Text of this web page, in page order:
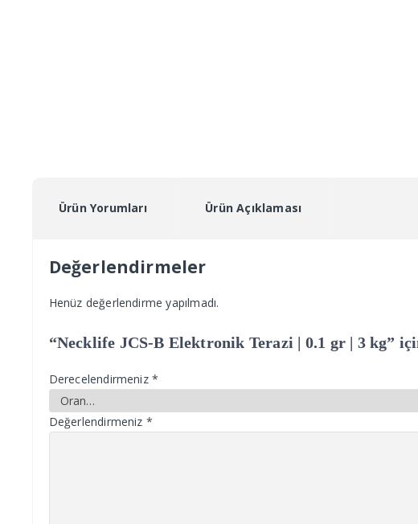
Ürün Yorumları Ürün Açıklaması
Değerlendirmeler
Henüz değerlendirme yapılmadı.
“Necklife JCS-B Elektronik Terazi | 0.1 gr | 3 kg”
Derecelendirmeniz*
Değerlendirmeniz *